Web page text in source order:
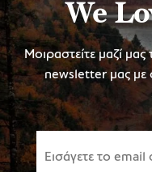
We
Μοιραστείτε μαζί
newsletter μας με